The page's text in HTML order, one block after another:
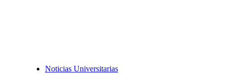
Noticias Universitarias